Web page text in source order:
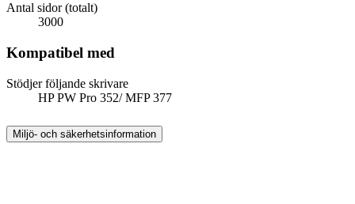
Antal sidor (totalt)
3000
Kompatibel med
Stödjer följande skrivare
HP PW Pro 352/ MFP 377
Miljö- och säkerhetsinformation